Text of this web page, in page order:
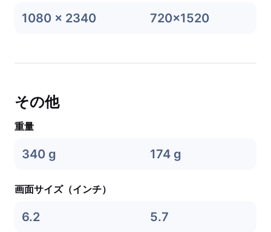
1080 x 2340 720x1520
その他
重量
340 g 174 g
画面サイズ（インチ）
6.2 5.7